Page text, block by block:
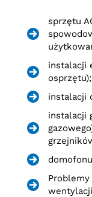
sprzętu
instalacji
osprzętu);
instalacji
instalacji